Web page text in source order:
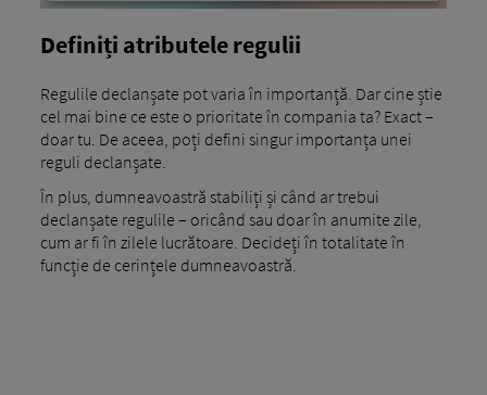
Definiți atributele regulii
Regulile declanșate pot varia în importanță. Dar cine știe
cel mai bine ce este o prioritate în compania ta? Exact –
doar tu. De aceea, poți defini singur importanța unei
reguli declanșate.
În plus, dumneavoastră stabiliți și când ar trebui
declanșate regulile – oricând sau doar în anumite zile,
cum ar fi în zilele lucrătoare. Decideți în totalitate în
funcție de cerințele dumneavoastră.